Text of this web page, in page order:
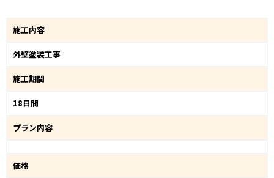
施工内容
外壁塗装工事
施工期間
18日間
プラン内容
価格